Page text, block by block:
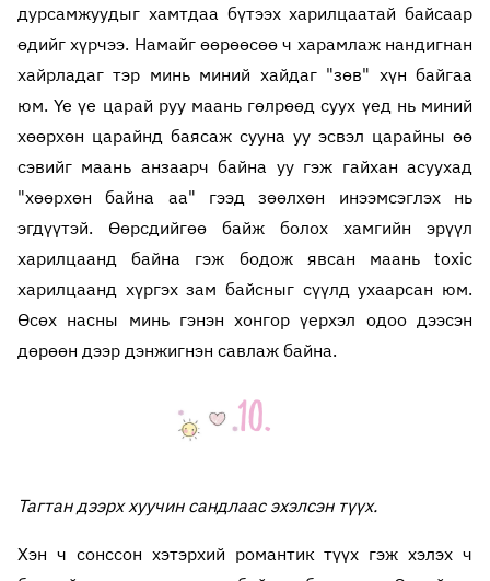
дурсамжуудыг хамтдаа бүтээх харилцаатай байсаар
өдийг хүрчээ. Намайг өөрөөсөө ч харамлаж нандигнан
хайрладаг тэр минь миний хайдаг "зөв" хүн байгаа
юм. Үе үе царай руу маань гөлрөөд суух үед нь миний
хөөрхөн царайнд баясаж сууна уу эсвэл царайны өө
сэвийг маань анзаарч байна уу гэж гайхан асуухад
"хөөрхөн байна аа" гээд зөөлхөн инээмсэглэх нь
эгдүүтэй. Өөрсдийгөө байж болох хамгийн эрүүл
харилцаанд байна гэж бодож явсан маань toxic
харилцаанд хүргэх зам байсныг сүүлд ухаарсан юм.
Өсөх насны минь гэнэн хонгор үерхэл одоо дээсэн
дөрөөн дээр дэнжигнэн савлаж байна.
Тагтан дээрх хуучин сандлаас эхэлсэн түүх.
Хэн ч сонссон хэтэрхий романтик түүх гэж хэлэх ч